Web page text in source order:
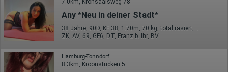
Hotjar
Wir nutzen Hotjar als Webanalysedient. Es wird verwendet, um
Daten über das Benutzerverhalten zu sammeln. Hotjar kann
auf unserer Website eingebunden sind, von Ihnen bereitgestellte
Informationen verarbeiten.
7.0km, Kronsaalsweg 78
Any *Neu in deiner Stadt*
ZK, AV, 69, GF6, DT, Franz b. Ihr, BV
Hamburg-Tonndorf
8.3km, Kroonstücken 5